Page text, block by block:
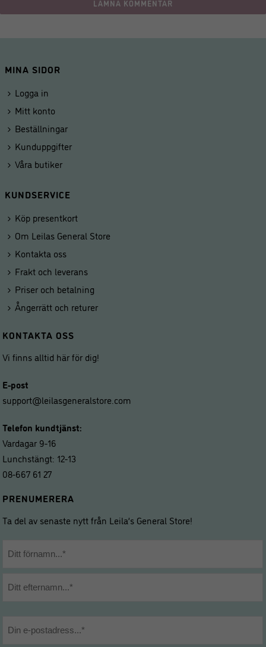
MINA SIDOR
Logga in
Mitt konto
Beställningar
Kunduppgifter
Våra butiker
KUNDSERVICE
Köp presentkort
Om Leilas General Store
Kontakta oss
Frakt och leverans
Priser och betalning
Ångerrätt och returer
KONTAKTA OSS
Vi finns alltid här för dig!
E-post
support@leilasgeneralstore.com
Telefon kundtjänst:
Vardagar 9-16
Lunchstängt: 12-13
08-667 61 27
PRENUMERERA
Ta del av senaste nytt från Leila’s General Store!